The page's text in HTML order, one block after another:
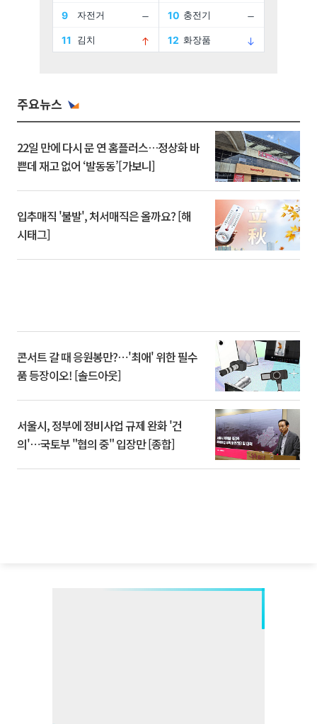
주요뉴스
22일 만에 다시 문 연 홈플러스…정상화 바
쁜데 재고 없어 ‘발동동’[가보니]
입추매직 '불발', 처서매직은 올까요? [해
시태그]
콘서트 갈 때 응원봉만?⋯'최애' 위한 필수
품 등장이오! [솔드아웃]
서울시, 정부에 정비사업 규제 완화 '건
의'⋯국토부 "협의 중" 입장만 [종합]